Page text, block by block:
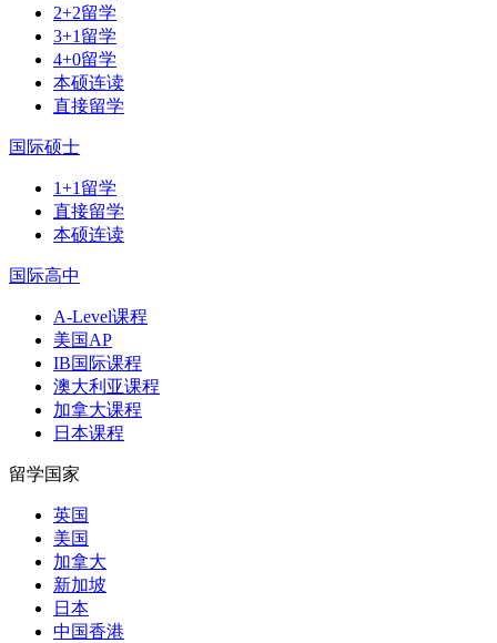
2+2留学
3+1留学
4+0留学
本硕连读
直接留学
国际硕士
1+1留学
直接留学
本硕连读
国际高中
A-Level课程
美国AP
IB国际课程
澳大利亚课程
加拿大课程
日本课程
留学国家
英国
美国
加拿大
新加坡
日本
中国香港